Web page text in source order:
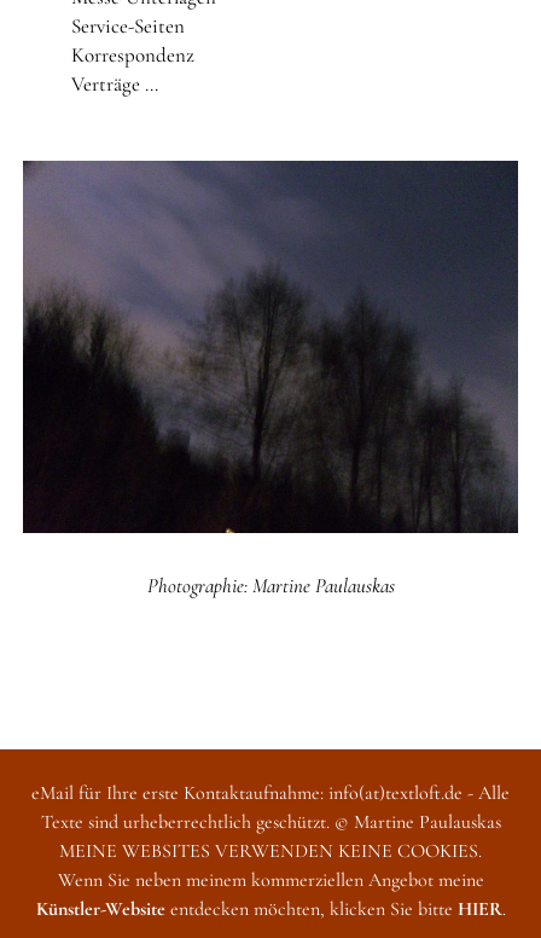
Service-Seiten
Korrespondenz
Verträge …
Photographie: Martine Paulauskas
eMail für Ihre erste Kontaktaufnahme: info(at)textloft.de - Alle
Texte sind urheberrechtlich geschützt. © Martine Paulauskas
MEINE WEBSITES VERWENDEN KEINE COOKIES.
Wenn Sie neben meinem kommerziellen Angebot meine
Künstler-Websiteentdecken möchten, klicken Sie bitte HIER.